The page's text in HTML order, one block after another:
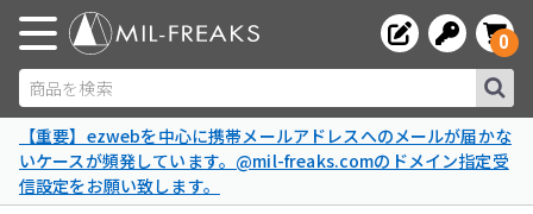
商品を検索
0
【重要】ezwebを中心に携帯メールアドレスへのメールが届かな
いケースが頻発しています。@mil-freaks.comのドメイン指定受
信設定をお願い致します。